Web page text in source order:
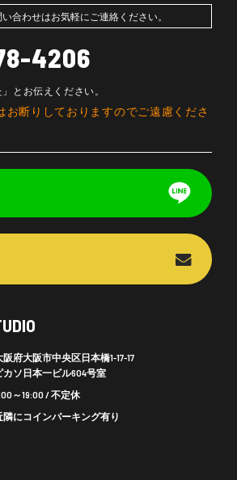
合わせはお気軽にご連絡ください。
4206
」とお伝えください。
お断りしておりますのでご遠慮くださ
阪府大阪市中央区日本橋1-17-17
カソ日本一ビル604号室
～19:00 / 不定休
隣にコインパーキング有り